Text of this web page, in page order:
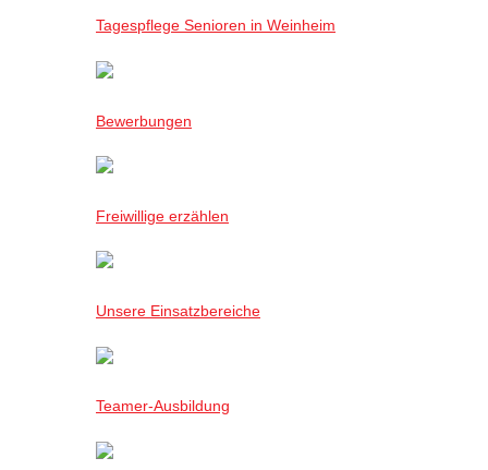
Tagespflege Senioren in Weinheim
Bewerbungen
Freiwillige erzählen
Unsere Einsatzbereiche
Teamer-Ausbildung